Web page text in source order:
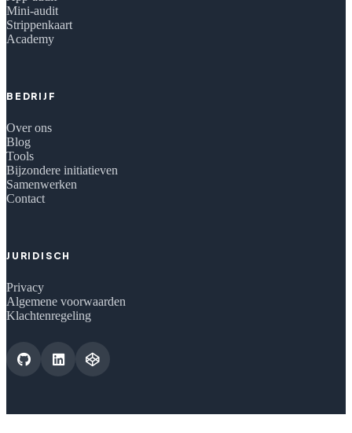
Mini-audit
Strippenkaart
Academy
BEDRIJF
Over ons
Blog
Tools
Bijzondere initiatieven
Samenwerken
Contact
JURIDISCH
Privacy
Algemene voorwaarden
Klachtenregeling